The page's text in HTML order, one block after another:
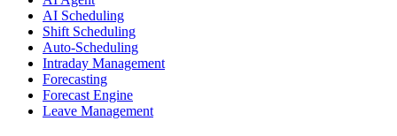
AI Scheduling
Shift Scheduling
Auto-Scheduling
Intraday Management
Forecasting
Forecast Engine
Leave Management